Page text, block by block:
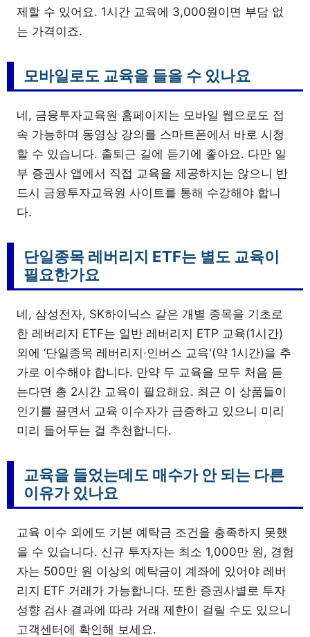
제할 수 있어요. 1시간 교육에 3,000원이면 부담 없
는 가격이죠.
모바일로도 교육을 들을 수 있나요
네, 금융투자교육원 홈페이지는 모바일 웹으로도 접
속 가능하며 동영상 강의를 스마트폰에서 바로 시청
할 수 있습니다. 출퇴근 길에 듣기에 좋아요. 다만 일
부 증권사 앱에서 직접 교육을 제공하지는 않으니 반
드시 금융투자교육원 사이트를 통해 수강해야 합니
다.
단일종목 레버리지 ETF는 별도 교육이
필요한가요
네, 삼성전자, SK하이닉스 같은 개별 종목을 기초로
한 레버리지 ETF는 일반 레버리지 ETP 교육(1시간)
외에 ‘단일종목 레버리지·인버스 교육'(약 1시간)을 추
가로 이수해야 합니다. 만약 두 교육을 모두 처음 듣
는다면 총 2시간 교육이 필요해요. 최근 이 상품들이
인기를 끌면서 교육 이수자가 급증하고 있으니 미리
미리 들어두는 걸 추천합니다.
교육을 들었는데도 매수가 안 되는 다른
이유가 있나요
교육 이수 외에도 기본 예탁금 조건을 충족하지 못했
을 수 있습니다. 신규 투자자는 최소 1,000만 원, 경험
자는 500만 원 이상의 예탁금이 계좌에 있어야 레버
리지 ETF 거래가 가능합니다. 또한 증권사별로 투자
성향 검사 결과에 따라 거래 제한이 걸릴 수도 있으니
고객센터에 확인해 보세요.